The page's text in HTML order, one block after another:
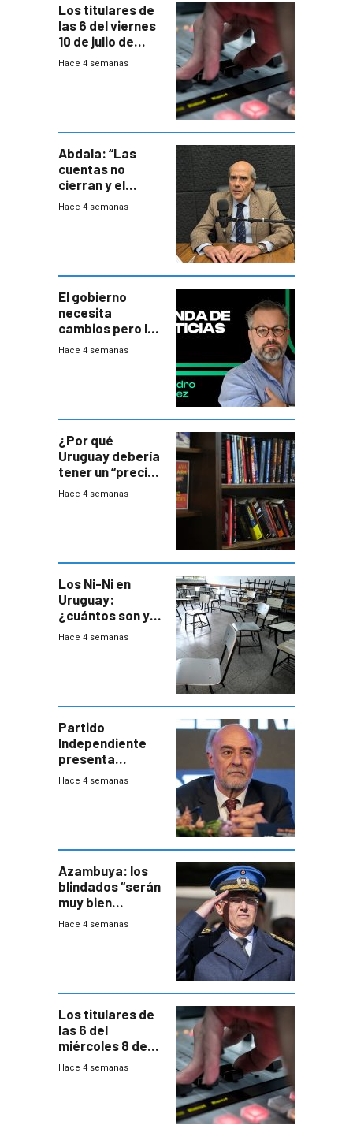
Los titulares de
las 6 del viernes
10 de julio de
2026
Hace 4 semanas
Abdala: “Las
cuentas no
cierran y el
balance del
Hace 4 semanas
El gobierno
necesita
cambios pero los
ministros tienen
Hace 4 semanas
¿Por qué
Uruguay debería
tener un “precio
único” en los
Hace 4 semanas
Los Ni-Ni en
Uruguay:
¿cuántos son y
en dónde están?
Hace 4 semanas
Partido
Independiente
presenta
demanda civil
Hace 4 semanas
Azambuya: los
blindados “serán
muy bien
recibidos” por los
Hace 4 semanas
Los titulares de
las 6 del
miércoles 8 de
julio de 2026
Hace 4 semanas